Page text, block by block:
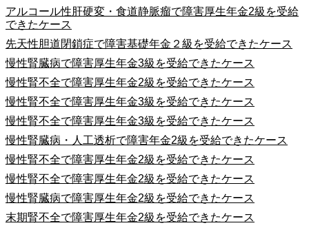
アルコール性肝硬変・食道静脈瘤で障害厚生年金2級を受給
できたケース
先天性胆道閉鎖症で障害基礎年金２級を受給できたケース
慢性腎臓病で障害厚生年金3級を受給できたケース
慢性腎不全で障害厚生年金2級を受給できたケース
慢性腎不全で障害厚生年金3級を受給できたケース
慢性腎不全で障害厚生年金3級を受給できたケース
慢性腎臓病・人工透析で障害年金2級を受給できたケース
慢性腎不全で障害厚生年金2級を受給できたケース
慢性腎不全で障害厚生年金2級を受給できたケース
慢性腎臓病で障害厚生年金2級を受給できたケース
末期腎不全で障害厚生年金2級を受給できたケース